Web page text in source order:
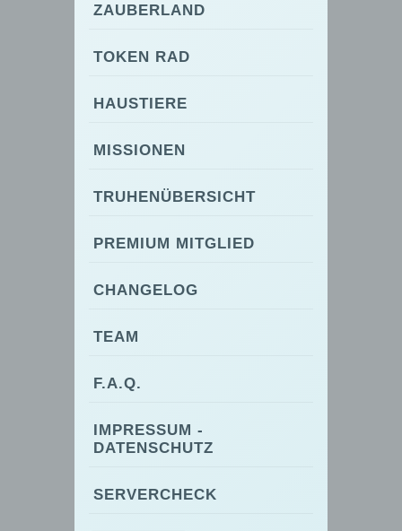
ZAUBERLAND
TOKEN RAD
HAUSTIERE
MISSIONEN
TRUHENÜBERSICHT
PREMIUM MITGLIED
CHANGELOG
TEAM
F.A.Q.
IMPRESSUM -
DATENSCHUTZ
SERVERCHECK